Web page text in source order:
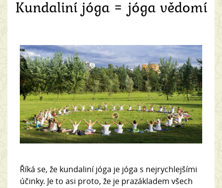
Kundaliní jóga = jóga vědomí
Říká se, že kundaliní jóga je jóga s nejrychlejšími
účinky. Je to asi proto, že je prazákladem všech